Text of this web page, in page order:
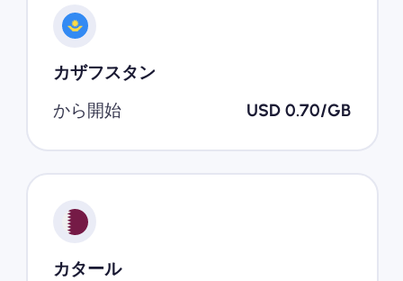
カザフスタン
から開始
USD 0.70/GB
カタール